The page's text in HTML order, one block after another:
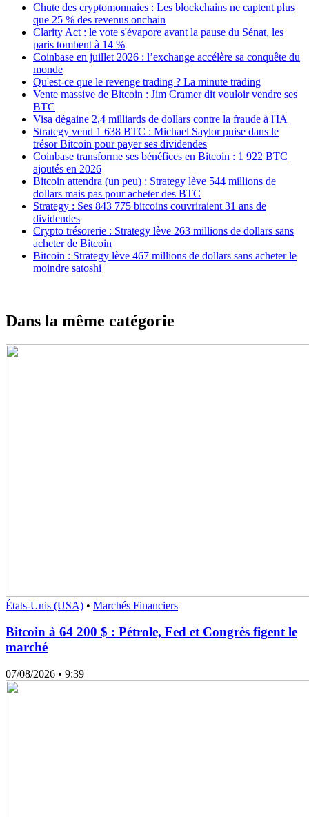
Chute des cryptomonnaies : Les blockchains ne captent plus
que 25 % des revenus onchain
Clarity Act : le vote s'évapore avant la pause du Sénat, les
paris tombent à 14 %
Coinbase en juillet 2026 : l’exchange accélère sa conquête du
monde
Qu'est-ce que le revenge trading ? La minute trading
Vente massive de Bitcoin : Jim Cramer dit vouloir vendre ses
BTC
Visa dégaine 2,4 milliards de dollars contre la fraude à l'IA
Strategy vend 1 638 BTC : Michael Saylor puise dans le
trésor Bitcoin pour payer ses dividendes
Coinbase transforme ses bénéfices en Bitcoin : 1 922 BTC
ajoutés en 2026
Bitcoin attendra (un peu) : Strategy lève 544 millions de
dollars mais pas pour acheter des BTC
Strategy : Ses 843 775 bitcoins couvriraient 31 ans de
dividendes
Crypto trésorerie : Strategy lève 263 millions de dollars sans
acheter de Bitcoin
Bitcoin : Strategy lève 467 millions de dollars sans acheter le
moindre satoshi
Dans la même catégorie
États-Unis (USA) • Marchés Financiers
Bitcoin à 64 200 $ : Pétrole, Fed et Congrès figent le
marché
07/08/2026 • 9:39